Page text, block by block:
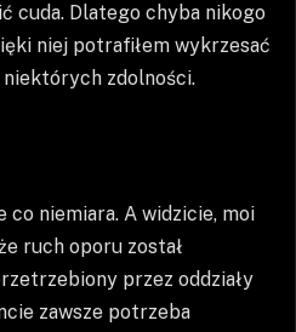
cuda. Dlatego chyba nikogo
niej potrafiłem wykrzesać
zdolności.
co niemiara. A widzicie, moi
ruch oporu został
przez oddziały
zawsze potrzeba